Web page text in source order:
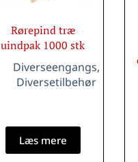
Rørepind træ
uindpak 1000 stk
Diverseengangs,
Diversetilbehør
Læs mere